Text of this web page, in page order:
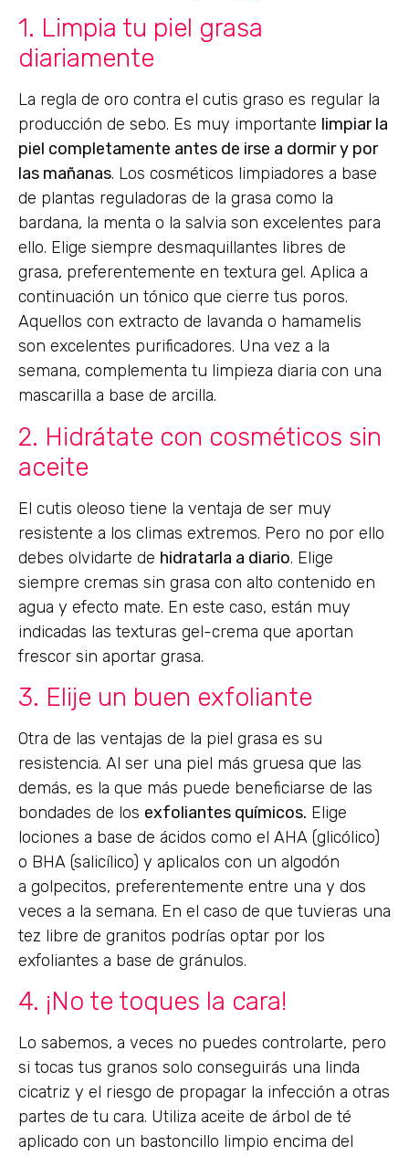
1. Limpia tu piel grasa
diariamente
La regla de oro contra el cutis graso es regular la
producción de sebo. Es muy importante limpiar la
piel completamente antes de irse a dormir y por
las mañanas. Los cosméticos limpiadores a base
de plantas reguladoras de la grasa como la
bardana, la menta o la salvia son excelentes para
ello. Elige siempre desmaquillantes libres de
grasa, preferentemente en textura gel. Aplica a
continuación un tónico que cierre tus poros.
Aquellos con extracto de lavanda o hamamelis
son excelentes purificadores. Una vez a la
semana, complementa tu limpieza diaria con una
mascarilla a base de arcilla.
2. Hidrátate con cosméticos sin
aceite
El cutis oleoso tiene la ventaja de ser muy
resistente a los climas extremos. Pero no por ello
debes olvidarte de hidratarla a diario. Elige
siempre cremas sin grasa con alto contenido en
agua y efecto mate. En este caso, están muy
indicadas las texturas gel-crema que aportan
frescor sin aportar grasa.
3. Elije un buen exfoliante
Otra de las ventajas de la piel grasa es su
resistencia. Al ser una piel más gruesa que las
demás, es la que más puede beneficiarse de las
bondades de los exfoliantes químicos. Elige
lociones a base de ácidos como el AHA (glicólico)
o BHA (salicílico) y aplicalos con un algodón
a golpecitos, preferentemente entre una y dos
veces a la semana. En el caso de que tuvieras una
tez libre de granitos podrías optar por los
exfoliantes a base de gránulos.
4. ¡No te toques la cara!
Lo sabemos, a veces no puedes controlarte, pero
si tocas tus granos solo conseguirás una linda
cicatriz y el riesgo de propagar la infección a otras
partes de tu cara. Utiliza aceite de árbol de té
aplicado con un bastoncillo limpio encima del